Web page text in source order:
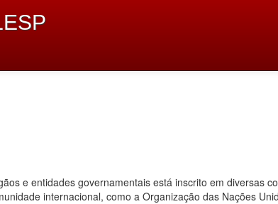
e entidades governamentais está inscrito em diversas
internacional, como a Organização das Nações